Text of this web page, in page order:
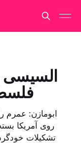
السیسی
ابومازن: عمرم
روی آمریکا
تشکیلات